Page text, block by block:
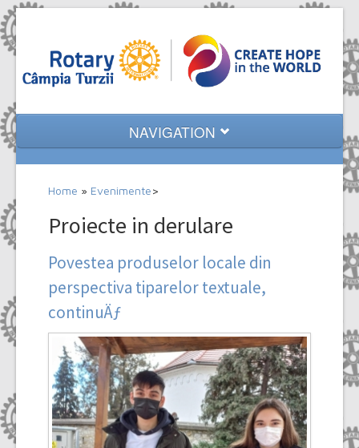
NAVIGATION
Home
Despre noi
Evenimente
Proiecte
Multimedia
Contact
Select Language▼
Home » Evenimente>
Proiecte in derulare
Povestea produselor locale din
perspectiva tiparelor textuale,
continuÄƒ